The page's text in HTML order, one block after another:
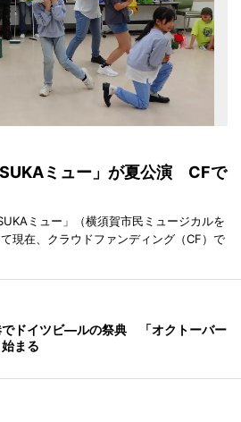
ミュー」が夏公演 CFで
ミュー」（横須賀市民ミュージカルを
現在、クラウドファンディング（CF）で
でドイツビ―ルの祭典 「オクトーバー
まる